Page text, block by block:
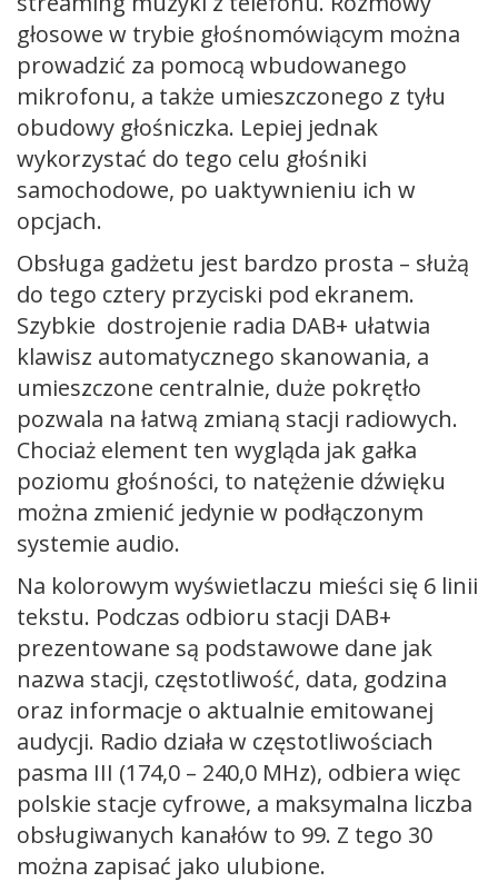
głosowe w trybie głośnomówiącym można
prowadzić za pomocą wbudowanego
mikrofonu, a także umieszczonego z tyłu
obudowy głośniczka. Lepiej jednak
wykorzystać do tego celu głośniki
samochodowe, po uaktywnieniu ich w
opcjach.
Obsługa gadżetu jest bardzo prosta – służą
do tego cztery przyciski pod ekranem.
Szybkie dostrojenie radia DAB+ ułatwia
klawisz automatycznego skanowania, a
umieszczone centralnie, duże pokrętło
pozwala na łatwą zmianą stacji radiowych.
Chociaż element ten wygląda jak gałka
poziomu głośności, to natężenie dźwięku
można zmienić jedynie w podłączonym
systemie audio.
Na kolorowym wyświetlaczu mieści się 6 linii
tekstu. Podczas odbioru stacji DAB+
prezentowane są podstawowe dane jak
nazwa stacji, częstotliwość, data, godzina
oraz informacje o aktualnie emitowanej
audycji. Radio działa w częstotliwościach
pasma III (174,0 – 240,0 MHz), odbiera więc
polskie stacje cyfrowe, a maksymalna liczba
obsługiwanych kanałów to 99. Z tego 30
można zapisać jako ulubione.